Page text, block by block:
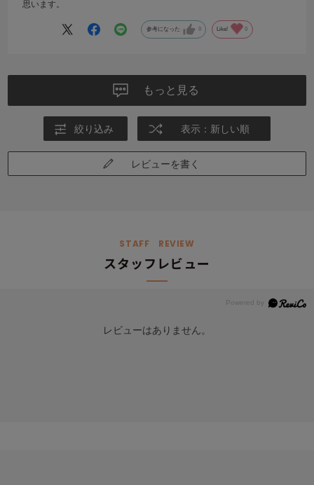
思います。
参考になった 0 Like! 0
もっと見る
絞り込み 表示：新しい順
レビューを書く
STAFF REVIEW
スタッフレビュー
レビューはありません。